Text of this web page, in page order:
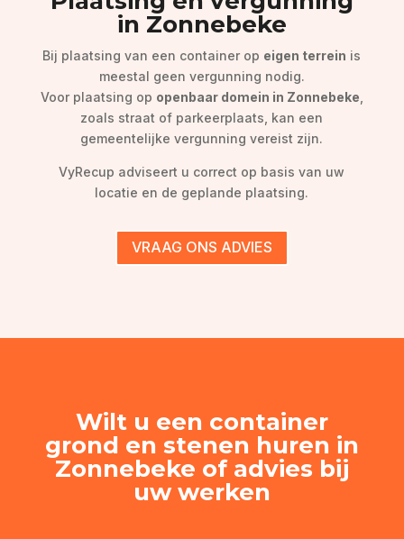
in Zonnebeke
Bij plaatsing van een container op eigen terrein is
meestal geen vergunning nodig.
Voor plaatsing op openbaar domein in Zonnebeke
zoals straat of parkeerplaats, kan een
gemeentelijke vergunning vereist zijn.
VyRecup adviseert u correct op basis van uw
locatie en de geplande plaatsing.
VRAAG ONS ADVIES
Wilt u een container
grond en stenen huren in
Zonnebeke of advies bij
uw werken